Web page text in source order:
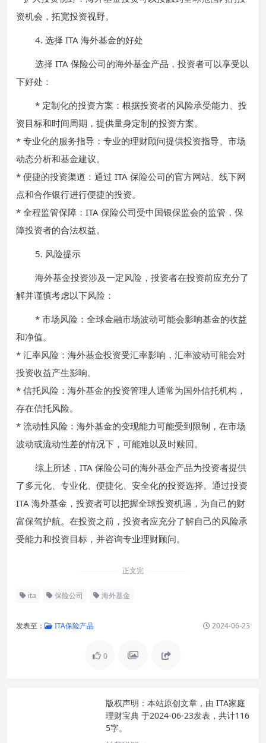
资机会，拓宽投资视野。
4. 选择 ITA 海外基金的好处
选择 ITA 保险公司的海外基金产品，投资者可以享受以
下好处：
* 定制化的投资方案：根据投资者的风险承受能力、投
资目标和时间周期，提供量身定制的投资方案。
* 专业化的服务指导：专业的理财顾问提供投资指导、市场
动态分析和基金建议。
* 便捷的投资渠道：通过 ITA 保险公司的官方网站、线下网
点和合作银行进行便捷的投资。
* 全程监管保障：ITA 保险公司受中国银保监会的监管，保
障投资者的合法权益。
5. 风险提示
海外基金投资涉及一定风险，投资者在投资前应充分了
解并谨慎考虑以下风险：
* 市场风险：全球金融市场波动可能会影响基金的收益
和净值。
* 汇率风险：海外基金投资受汇率影响，汇率波动可能会对
投资收益产生影响。
* 信托风险：海外基金的投资管理人通常为国外信托机构，
存在信托风险。
* 流动性风险：海外基金的变现能力可能受到限制，在市场
波动或流动性差的情况下，可能难以及时赎回。
综上所述，ITA 保险公司的海外基金产品为投资者提供
了多元化、专业化、便捷化、安全化的投资选择。通过投资
ITA 海外基金，投资者可以把握全球投资机遇，为自己的财
富保驾护航。在投资之前，投资者应充分了解自己的风险承
受能力和投资目标，并咨询专业理财顾问。
正文完
ita 保险公司 海外基金
发表至： ITA保险产品 2024-06-23
0
版权声明： 本站原创文章，由 ITA家庭
理财宝典 于2024-06-23发表，共计116
5字。